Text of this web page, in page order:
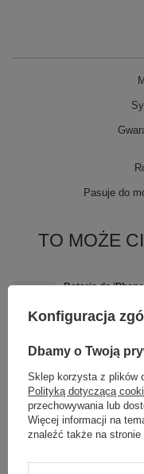
Pasuje do
TO MOŻE
Bateria do
69,90 zł / szt.
Zestaw narzędzi
12 13 Pro Max
19,99 zł szt.
Bezprzewodowy
dla Apple Android
129,90 zł /
Bateria iPhone
Konfiguracja
Dbamy o Twoją
Sklep korzysta z plików
Polityką dotyczącą
przechowywania lub
Więcej informacji na
znaleźć także na stronie